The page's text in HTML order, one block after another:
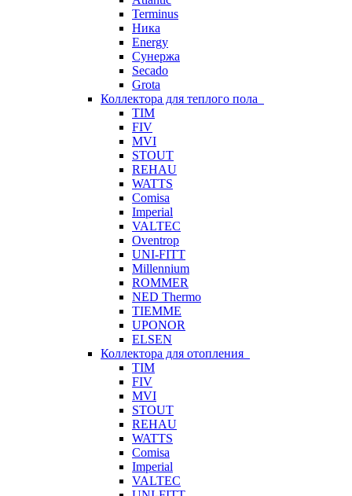
Terminus
Ника
Energy
Сунержа
Secado
Grota
Коллектора для теплого пола
TIM
FIV
MVI
STOUT
REHAU
WATTS
Comisa
Imperial
VALTEC
Oventrop
UNI-FITT
Millennium
ROMMER
NED Thermo
TIEMME
UPONOR
ELSEN
Коллектора для отопления
TIM
FIV
MVI
STOUT
REHAU
WATTS
Comisa
Imperial
VALTEC